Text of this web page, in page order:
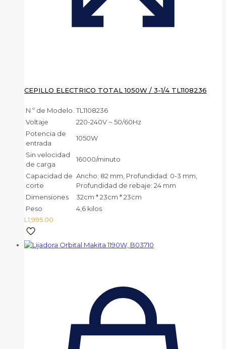
CEPILLO ELECTRICO TOTAL 1050W / 3-1/4 TL1108236
N º de Modelo. TL1108236
Voltaje
220-240V ~ 50/60Hz
Potencia de
entrada
1050W
Sin velocidad
de carga
16000/minuto
Capacidad de
corte
Ancho: 82 mm, Profundidad: 0-3 mm,
Profundidad de rebaje: 24 mm
Dimensiones
32cm * 23cm * 23cm
Peso
4,6 kilos
L1,995.00